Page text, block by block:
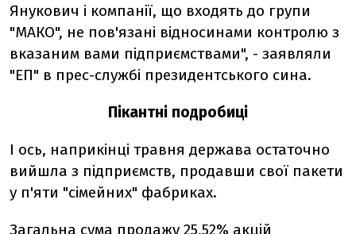
Янукович і компанії, що входять до групи
"МАКО", не пов'язані відносинами контролю з
вказаним вами підприємствами", - заявляли
"ЕП" в прес-службі президентського сина.
Пікантні подробиці
І ось, наприкінці травня держава остаточно
вийшла з підприємств, продавши свої пакети
у п'яти "сімейних" фабриках.
Загальна сума продажу 25,52% акцій